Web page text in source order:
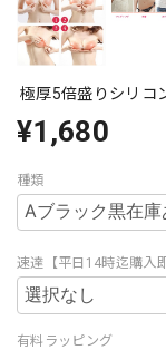
極厚5倍盛りシリコ
¥1,680
種類
速達【平日14時迄購入
有料ラッピング